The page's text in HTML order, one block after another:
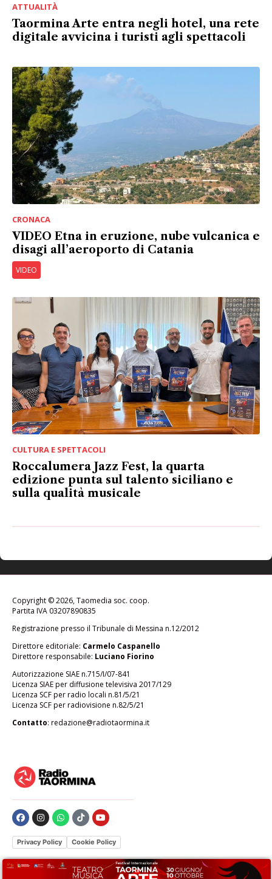
ATTUALITÀ
Taormina Arte entra negli hotel, una rete
digitale avvicina i turisti agli spettacoli
CRONACA
VIDEO Etna in eruzione, nube vulcanica e
disagi all’aeroporto di Catania
VIDEO
CULTURA E SPETTACOLI
Roccalumera Jazz Fest, la quarta
edizione punta sul talento siciliano e
sulla qualità musicale
Privacy Policy Cookie Policy
Le tue preferenze relative alla privacy
Copyright © 2026, Taomedia soc. coop.
Partita IVA 03207890835
Registrazione presso il Tribunale di Messina n.12/2012
Direttore editoriale: Carmelo Caspanello
Direttore responsabile: Luciano Fiorino
Autorizzazione SIAE n.715/I/07-841
Licenza SIAE per diffusione televisiva 2017/129
Licenza SCF per radio locali n.81/5/21
Licenza SCF per radiovisione n.82/5/21
Contatto: redazione@radiotaormina.it